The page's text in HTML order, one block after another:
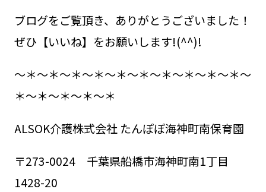
ブログをご覧頂き、ありがとうございました！
ぜひ【いいね】をお願いします!(^^)!
～＊～＊～＊～＊～＊～＊～＊～＊～＊～＊～
＊～＊～＊～＊～＊
ALSOK介護株式会社 たんぽぽ海神町南保育園
〒273-0024 千葉県船橋市海神町南1丁目
1428-20